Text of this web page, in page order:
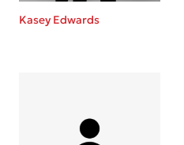
Kasey Edwards